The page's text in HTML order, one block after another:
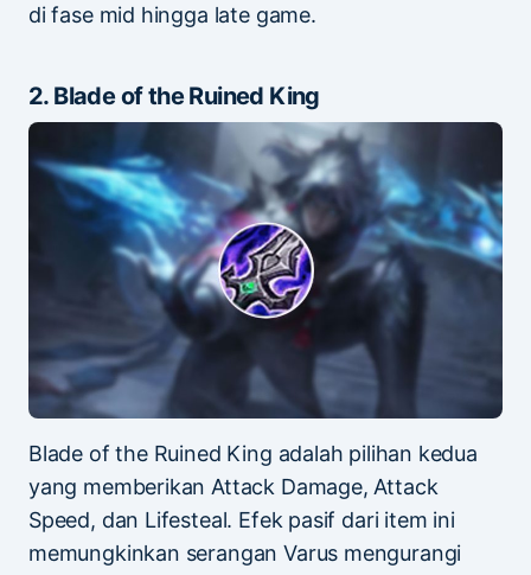
di fase mid hingga late game.
2. Blade of the Ruined King
Blade of the Ruined King adalah pilihan kedua
yang memberikan Attack Damage, Attack
Speed, dan Lifesteal. Efek pasif dari item ini
memungkinkan serangan Varus mengurangi